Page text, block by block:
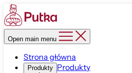
Open main menu
Strona główna
Produkty Produkty